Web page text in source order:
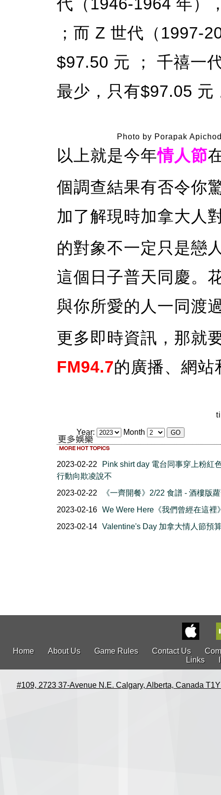
代（1946-1964 年）
；而 Z 世代（1997-
$97.50 元 ； 千禧一
最少，只有$97.05 元
Photo by Porapak
以上就是今年情人節
個調查結果有否令你
加了解現時加拿大人
的對象不一定只是戀
這個日子普天同慶。
與你所愛的人一同渡
更多即時資訊，那就
FM94.7的廣播、網站
Year: Month
2023-02-22
Pink shirt day 電台同事穿上粉紅
行動向欺凌說不
2023-02-22
《一齊開餐》2/22 食譜 - 酒樓版
2023-02-16 We Were Here《我們曾經在這裡
2023-02-14 Valentine's Day 加拿大情人節預
Home About Us Game Rules Contact Us
Links
#109, 2723 37-Avenue N.E. Calgary, Alberta, Canada